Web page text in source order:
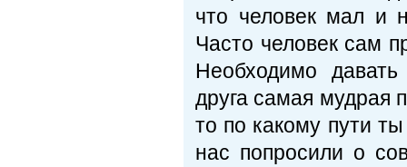
что человек мал и
Часто человек сам
Необходимо
друга самая мудрая
то по какому пути
нас попросили о